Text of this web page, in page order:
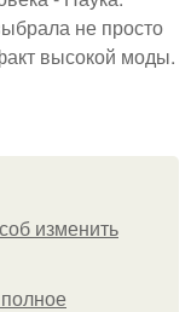
не просто
высокой моды.
изменить